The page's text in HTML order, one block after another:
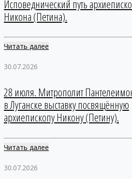
Исповеднический путь
Никона (Петина).
Читать далее
30.07.2026
28 июля. Митрополит
в Луганске выставку посвящённую
архиепископу Никону (Петину).
Читать далее
30.07.2026